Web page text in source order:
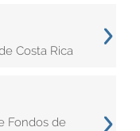
Costa Rica
Fondos de